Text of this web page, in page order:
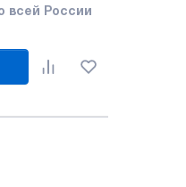
всей России